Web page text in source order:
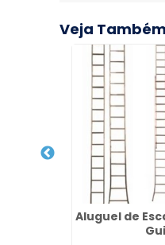
Veja Também
Aluguel de